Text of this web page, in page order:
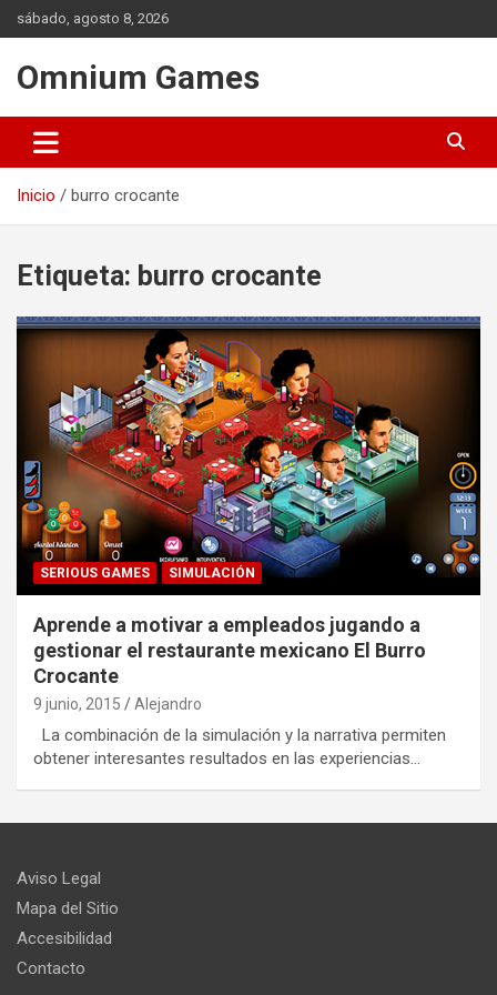
Saltar
al
sábado, agosto 8, 2026
Omnium Games
Inicio burro crocante
Etiqueta: burro crocante
SERIOUS GAMES SIMULACIÓN
Aprende a motivar a empleados jugando a
gestionar el restaurante mexicano El Burro
Crocante
9 junio, 2015 Alejandro
La combinación de la simulación y la narrativa permiten
obtener interesantes resultados en las experiencias…
Aviso Legal
Mapa del Sitio
Accesibilidad
Contacto